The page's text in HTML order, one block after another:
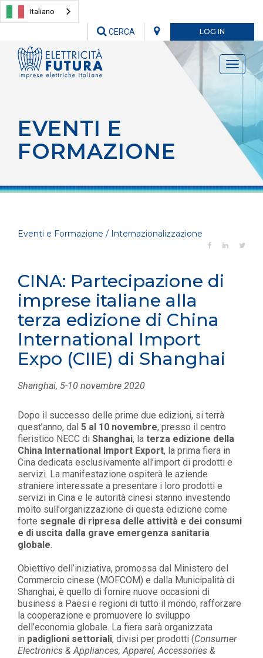
Italiano
LOG IN
CERCA
Toggle
EVENTI E
FORMAZIONE
Eventi e Formazione / Internazionalizzazione
CINA: Partecipazione di
imprese italiane alla
terza edizione di China
International Import
Expo (CIIE) di Shanghai
Shanghai, 5-10 novembre 2020
Dopo il successo delle prime due edizioni, si terrà
quest’anno, dal 5 al 10 novembre, presso il centro
fieristico NECC di Shanghai, la terza edizione della
China International Import Export, la prima fiera in
Cina dedicata esclusivamente all’import di prodotti e
servizi. La manifestazione ospiterà le aziende
straniere interessate a presentare i loro prodotti e
servizi in Cina e le autorità cinesi stanno investendo
molto sull'organizzazione di questa edizione come
forte segnale di ripresa delle attività e dei consumi
e di uscita dalla grave emergenza sanitaria
globale.
Obiettivo dell’iniziativa, promossa dal Ministero del
Commercio cinese (MOFCOM) e dalla Municipalità di
Shanghai, è quello di fornire nuove occasioni di
business a Paesi e regioni di tutto il mondo, rafforzare
la cooperazione e promuovere lo sviluppo
dell’economia globale. La fiera sarà organizzata
in padiglioni settoriali, divisi per prodotti (Consumer
Electronics & Appliances, Apparel, Accessories &